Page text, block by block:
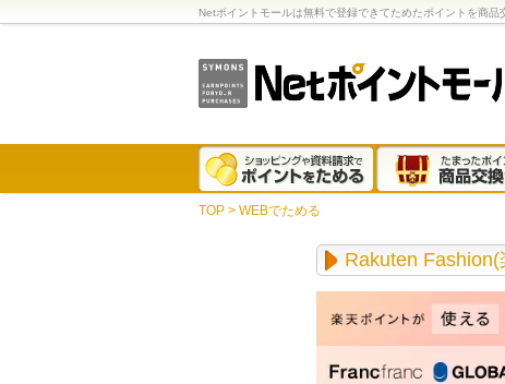
Netポイントモールは無料で登録できてためたポイントを商品
TOP > WEBでためる
Rakuten